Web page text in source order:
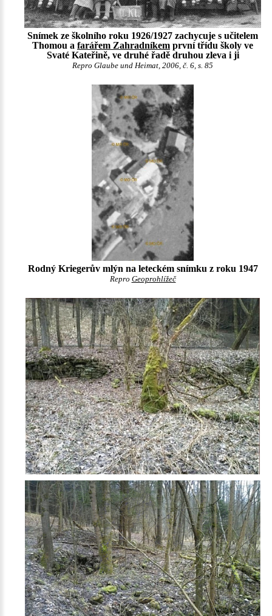
Snímek ze školního roku 1926/1927 zachycuje s učitelem
Thomou a farářem Zahradníkem první třídu školy ve
Svaté Kateřině, ve druhé řadě druhou zleva i ji
Repro Glaube und Heimat, 2006, č. 6, s. 85
Rodný Kriegerův mlýn na leteckém snímku z roku 1947
Repro Geoprohlížeč